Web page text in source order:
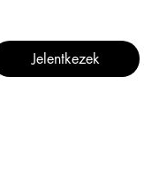
Jelentkezek